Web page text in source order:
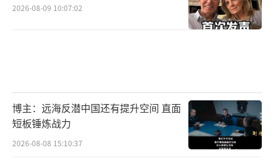
2026-08-09 10:07:02
博主：远海反潜中国还有提升空间 直面
短板锤炼战力
2026-08-08 15:10:37